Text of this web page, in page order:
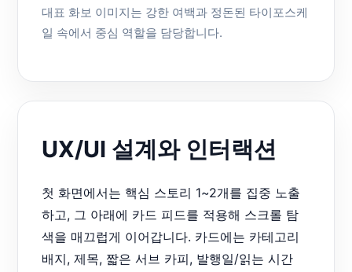
대표 화보 이미지는 강한 여백과 정돈된 타이포스케
일 속에서 중심 역할을 담당합니다.
UX/UI 설계와 인터랙션
첫 화면에서는 핵심 스토리 1~2개를 집중 노출
하고, 그 아래에 카드 피드를 적용해 스크롤 탐
색을 매끄럽게 이어갑니다. 카드에는 카테고리
배지, 제목, 짧은 서브 카피, 발행일/읽는 시간